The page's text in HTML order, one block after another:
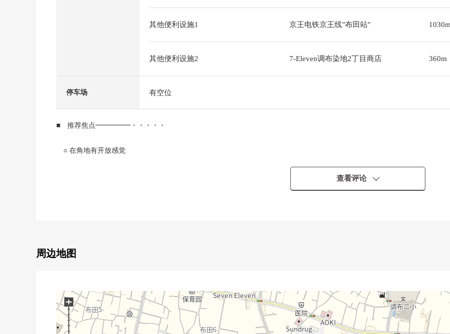
其他便利设施1 京王电铁京王线"布田站"
其他便利设施2 7-Eleven调布染地2丁目商店 360m
停车场 有空位
■ 推荐焦点━━━━━・・・・・
○ 在角地有开放感觉
○ 能有效活用空白的双阳台
○ 家务流迹线被想的容易使用的房型
查看评论
周边地图
+